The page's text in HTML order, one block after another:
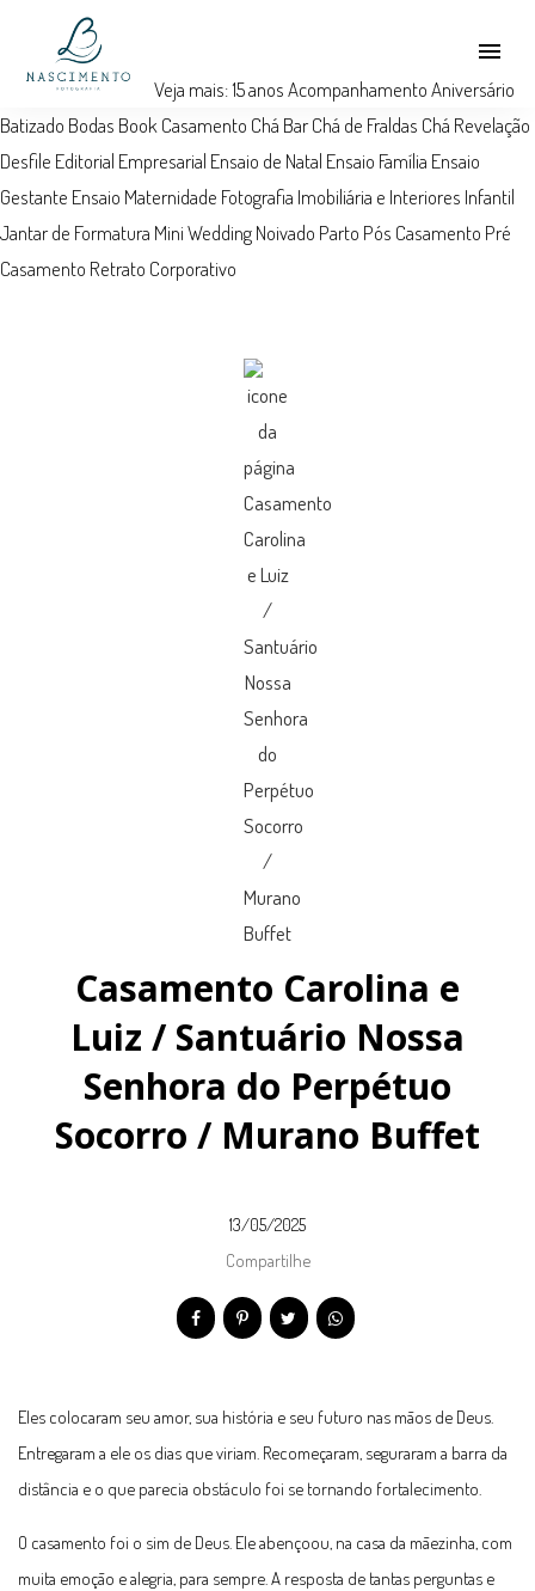
menu
Veja mais:15 anos AcompanhamentoAniversário
Batizado Bodas Book Casamento Chá BarChá de Fraldas Chá Revelação
Desfile Editorial Empresarial Ensaio de Natal Ensaio Família Ensaio
Gestante Ensaio Maternidade Fotografia Imobiliária e Interiores Infantil
Jantar de Formatura Mini WeddingNoivado Parto Pós Casamento Pré
Casamento Retrato Corporativo
Casamento Carolina e
Luiz / Santuário Nossa
Senhora do Perpétuo
Socorro / Murano Buffet
13/05/2025
Compartilhe
Eles colocaram seu amor, sua história e seu futuro nas mãos de Deus.
Entregaram a ele os dias que viriam. Recomeçaram, seguraram a barra da
distância e o que parecia obstáculo foi se tornando fortalecimento.
O casamento foi o sim de Deus. Ele abençoou, na casa da mãezinha, com
muita emoção e alegria, para sempre. A resposta de tantas perguntas e